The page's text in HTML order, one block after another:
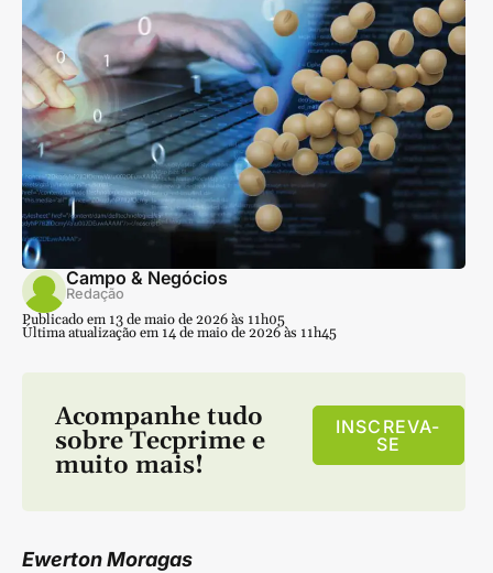
Campo & Negócios
Redação
Publicado em 13 de maio de 2026 às 11h05
Última atualização em 14 de maio de 2026 às 11h45
Acompanhe tudo
sobre Tecprime e
muito mais!
INSCREVA-
SE
Ewerton Moragas